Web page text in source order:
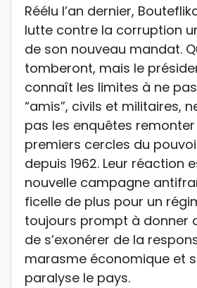
Réélu l’an dernier,
lutte contre la corruption
de son nouveau mandat.
tomberont, mais le
connaît les limites à ne
“amis”, civils et militaires,
pas les enquêtes
premiers cercles du
depuis 1962. Leur réaction
nouvelle campagne
ficelle de plus pour un
toujours prompt à donner
de s’exonérer de la
marasme économique et
paralyse le pays.